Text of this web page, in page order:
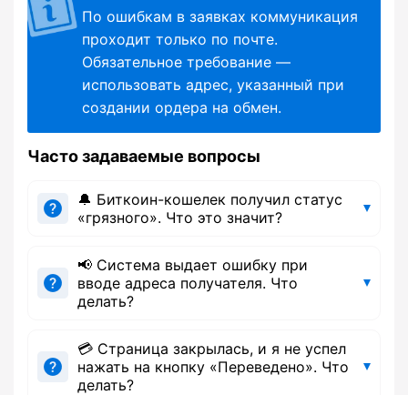
По ошибкам в заявках коммуникация
проходит только по почте.
Обязательное требование —
использовать адрес, указанный при
создании ордера на обмен.
Часто задаваемые вопросы
🔔 Биткоин-кошелек получил статус
«грязного». Что это значит?
📢 Система выдает ошибку при
вводе адреса получателя. Что
делать?
💳 Страница закрылась, и я не успел
нажать на кнопку «Переведено». Что
делать?